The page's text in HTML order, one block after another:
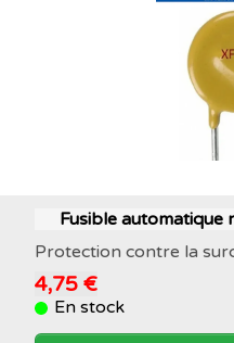
Fusible
Protection contre la
4,75 €
En stock